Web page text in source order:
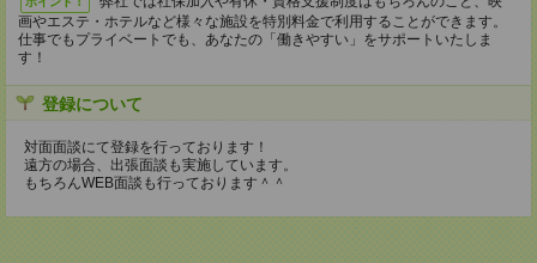
画やエステ・ホテルなど様々な施設を特別料金で利用することができます。
仕事でもプライベートでも、あなたの「働きやすい」をサポートいたしま
す！
登録について
対面面談にて登録を行っております！
遠方の場合、出張面談も実施しています。
もちろんWEB面談も行っております＾＾